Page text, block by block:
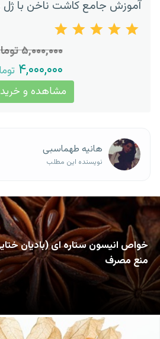
آموزش جامع کاشت ناخن با ژل
۵,۰۰۰,۰۰۰ تومان
۴,۰۰۰,۰۰۰
مشاهده و
هانیه طهماسبی
نویسنده این مطلب
خواص انیسون ستاره ای (بادیان
منع مصرف